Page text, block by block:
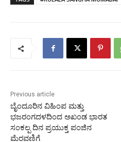
Previous article
ಬೈಂದೂರಿನ ವಿಹಿಂಪ ಮತ್ತು
ಭಜರಂಗದಳದಿಂದ ಅಖಂಡ ಭಾರತ
ಸಂಕಲ್ಪ ದಿನ ಪ್ರಯುಕ್ತ ಪಂಜಿನ
ಮೆರವಣಿಗೆ